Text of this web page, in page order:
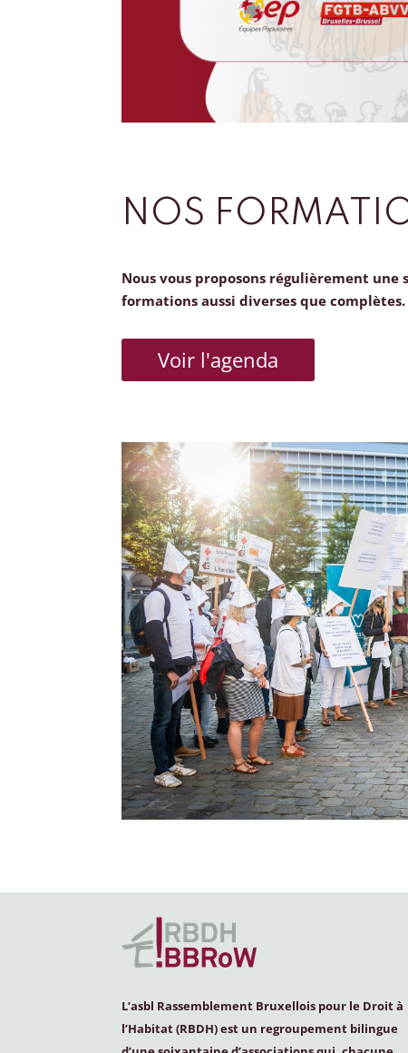
NOS
Nous vous proposons régulièrement une
formations aussi diverses que complètes.
Voir l'agenda
L’asbl Rassemblement Bruxellois pour le Droit à
l’Habitat (RBDH) est un regroupement bilingue